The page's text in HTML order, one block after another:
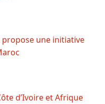
une initiative
d’Ivoire et Afrique